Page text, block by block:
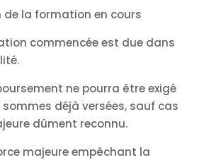
de la formation en cours
commencée est due dans
ne pourra être exigé
déjà versées, sauf cas
dûment reconnu.
majeure empêchant la